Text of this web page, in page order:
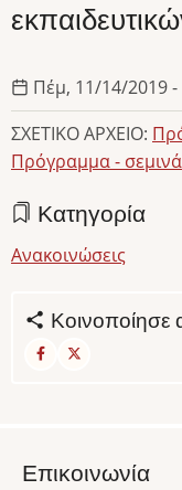
Πέμ, 11/14/2019 -
ΣΧΕΤΙΚΟ ΑΡΧΕΙΟ:
Πρόγραμμα -
Κατηγορία
Ανακοινώσεις
Κοινοποίησε
Επικοινωνία